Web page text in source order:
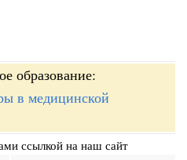
образование:
в медицинской
ссылкой на наш сайт